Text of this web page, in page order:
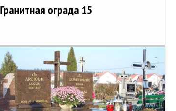
Гранитная ограда 15